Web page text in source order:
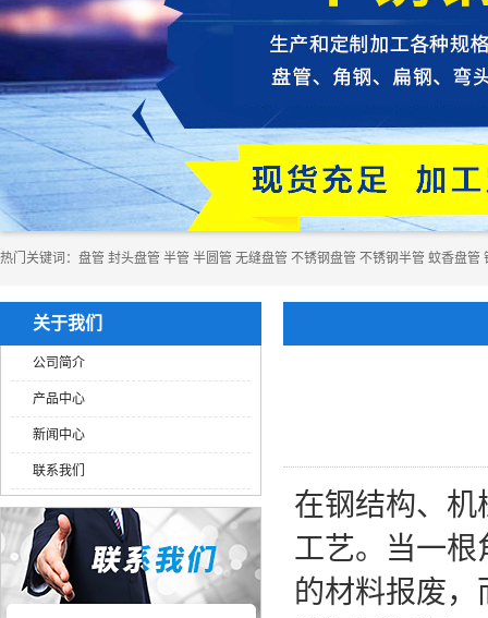
热门关键词： ​​​​​盘管 封头盘管 半管 半圆管 无缝盘管 不锈钢盘管 不锈钢半管 蚊香盘管
关于我们
公司简介
产品中心
新闻中心
联系我们
在钢结构、
工艺。当一
的材料报废